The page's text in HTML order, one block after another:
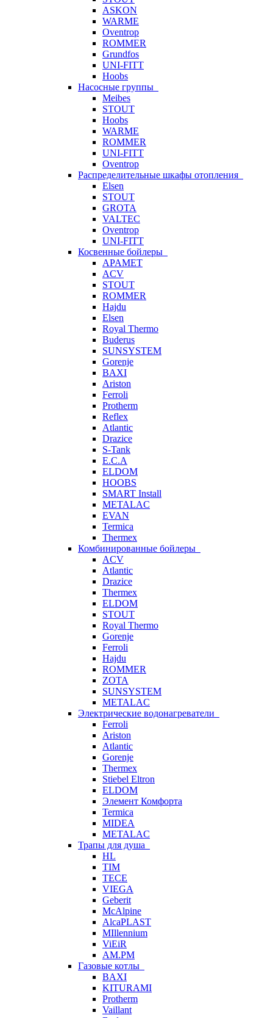
ASKON
WARME
Oventrop
ROMMER
Grundfos
UNI-FITT
Hoobs
Насосные группы
Meibes
STOUT
Hoobs
WARME
ROMMER
UNI-FITT
Oventrop
Распределительные шкафы отопления
Elsen
STOUT
GROTA
VALTEC
Oventrop
UNI-FITT
Косвенные бойлеры
APAMET
ACV
STOUT
ROMMER
Hajdu
Elsen
Royal Thermo
Buderus
SUNSYSTEM
Gorenje
BAXI
Ariston
Ferroli
Protherm
Reflex
Atlantic
Drazice
S-Tank
E.C.A
ELDOM
HOOBS
SMART Install
METALAC
EVAN
Termica
Thermex
Комбинированные бойлеры
ACV
Atlantic
Drazice
Thermex
ELDOM
STOUT
Royal Thermo
Gorenje
Ferroli
Hajdu
ROMMER
ZOTA
SUNSYSTEM
METALAC
Электрические водонагреватели
Ferroli
Ariston
Atlantic
Gorenje
Thermex
Stiebel Eltron
ELDOM
Элемент Комфорта
Termica
MIDEA
METALAC
Трапы для душа
HL
TIM
TECE
VIEGA
Geberit
McAlpine
AlcaPLAST
MIllennium
ViEiR
AM.PM
Газовые котлы
BAXI
KITURAMI
Protherm
Vaillant